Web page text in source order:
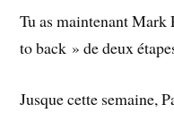
Tu as maintenant Mark
to back » de deux
Jusque cette semaine,